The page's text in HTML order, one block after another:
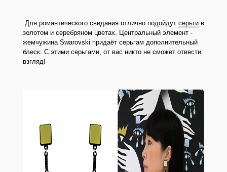
Для романтического свидания отлично подойдут серьги в
золотом и серебряном цветах. Центральный элемент -
жемчужина Swarovski придаёт серьгам дополнительный
блеск. С этими серьгами, от вас никто не сможет отвести
взгляд!